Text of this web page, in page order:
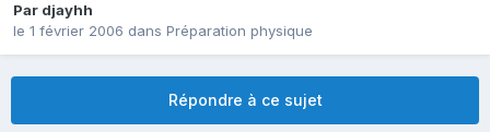
Par djayhh
le 1 février 2006 dans Préparation physique
Répondre à ce sujet